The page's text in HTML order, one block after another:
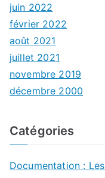
juin 2022
février 2022
août 2021
juillet 2021
novembre 2019
décembre 2000
Catégories
Documentation :